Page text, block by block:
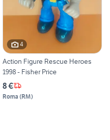
4
Action Figure Rescue Heroes
1998 - Fisher Price
8 €
Roma (RM)